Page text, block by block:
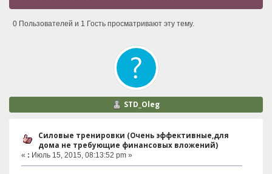
0 Пользователей и 1 Гость просматривают эту тему.
STD_Oleg
Силовые тренировки (Очень эффективные,для
дома не требующие финансовых вложений)
« : Июль 15, 2015, 08:13:52 pm »